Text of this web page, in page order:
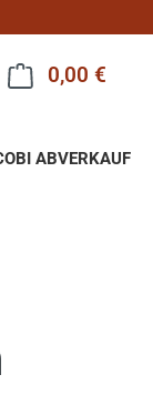
0,00 €
ABVERKAUF